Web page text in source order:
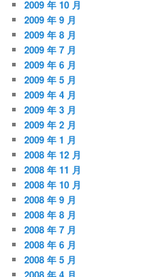
2009 年 10 月
2009 年 9 月
2009 年 8 月
2009 年 7 月
2009 年 6 月
2009 年 5 月
2009 年 4 月
2009 年 3 月
2009 年 2 月
2009 年 1 月
2008 年 12 月
2008 年 11 月
2008 年 10 月
2008 年 9 月
2008 年 8 月
2008 年 7 月
2008 年 6 月
2008 年 5 月